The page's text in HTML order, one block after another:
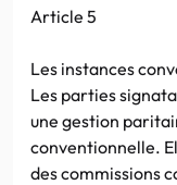
Article 5
Les instances
Les parties
une gestion
conventionnelle.
des commissions